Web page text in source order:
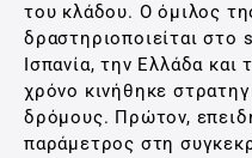
του κλάδου. Ο όμιλος
δραστηριοποιείται στο
Ισπανία, την Ελλάδα και
χρόνο κινήθηκε
δρόμους. Πρώτον,
παράμετρος στη